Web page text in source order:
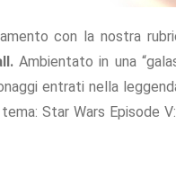
con la nostra
Ambientato in una
entrati nella
Star Wars Episode